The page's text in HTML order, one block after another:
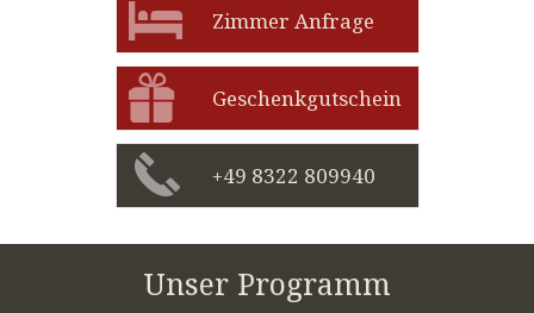
Unser Programm
Zimmer Anfrage
Geschenkgutschein
+49 8322 809940